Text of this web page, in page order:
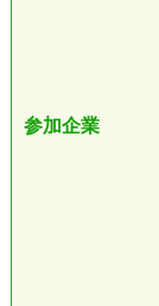
参加企業